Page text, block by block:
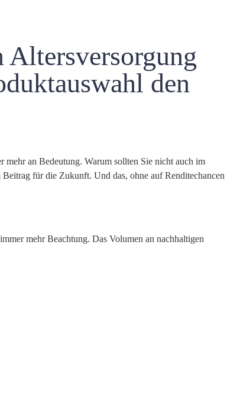
den
an Bedeutung. Warum sollten Sie nicht auch im
für die Zukunft. Und das, ohne auf Renditechancen
mehr Beachtung. Das Volumen an nachhaltigen